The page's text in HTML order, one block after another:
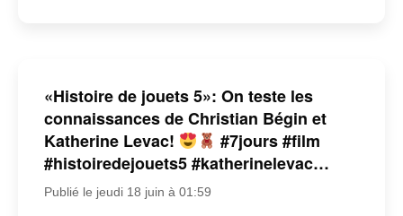
«Histoire de jouets 5»: On teste les
connaissances de Christian Bégin et
Katherine Levac!
#7jours #film
#histoiredejouets5 #katherinelevac…
Publié le jeudi 18 juin à 01:59